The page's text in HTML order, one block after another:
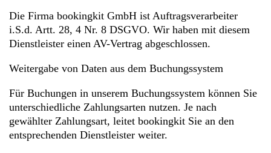
Die Firma bookingkit GmbH ist Auftragsverarbeiter
i.S.d. Artt. 28, 4 Nr. 8 DSGVO. Wir haben mit diesem
Dienstleister einen AV-Vertrag abgeschlossen.
Weitergabe von Daten aus dem Buchungssystem
Für Buchungen in unserem Buchungssystem können Sie
unterschiedliche Zahlungsarten nutzen. Je nach
gewählter Zahlungsart, leitet bookingkit Sie an den
entsprechenden Dienstleister weiter.